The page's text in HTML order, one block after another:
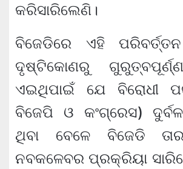
କରିସାରିଲେଣି।
ବିଜେଡିରେ ଏହି
ଦୃଷ୍ଟିକୋଣରୁ
ଏଇଥିପାଇଁ ଯେ ବିରୋଧୀ
ବିଜେପି ଓ କଂଗ୍ରେସ)
ଥିବା ବେଳେ ବିଜେଡି
ନବକଳେବର ପ୍ରକ୍ରିୟା